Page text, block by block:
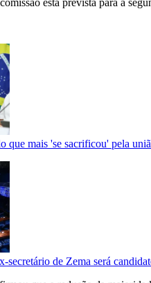
está prevista para a
que mais 'se sacrificou' pela
secretário de Zema será